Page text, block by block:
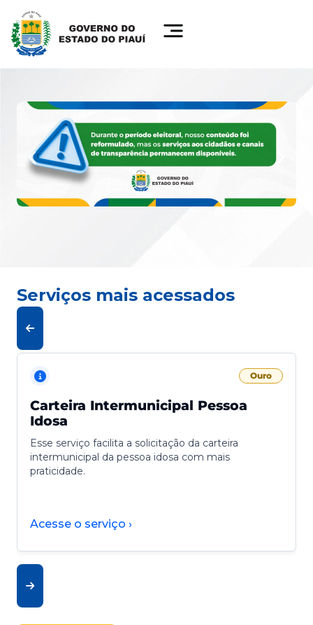
Serviços mais acessados
Ouro
Carteira Intermunicipal Pessoa
Idosa
Esse serviço facilita a solicitação da carteira
intermunicipal da pessoa idosa com mais
praticidade.
Acesse o serviço ›